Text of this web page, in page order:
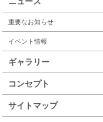
重要なお知らせ
イベント情報
ギャラリー
コンセプト
サイトマップ